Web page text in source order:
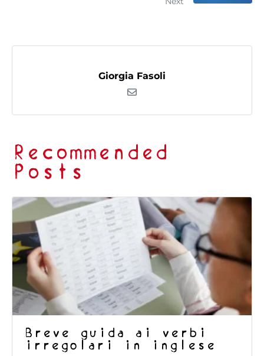
Giorgia Fasoli
Recommended
Posts
Breve guida ai verbi
irregolari in inglese